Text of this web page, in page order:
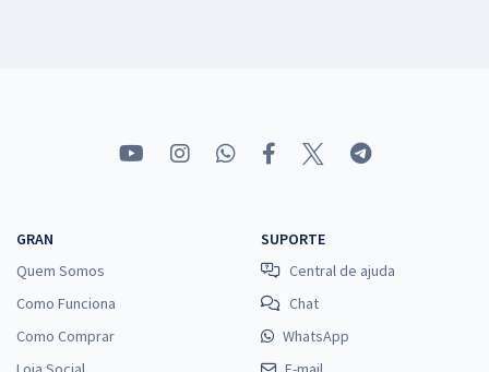
GRAN
Quem Somos
Como Funciona
Como Comprar
SUPORTE
Central de ajuda
Chat
WhatsApp